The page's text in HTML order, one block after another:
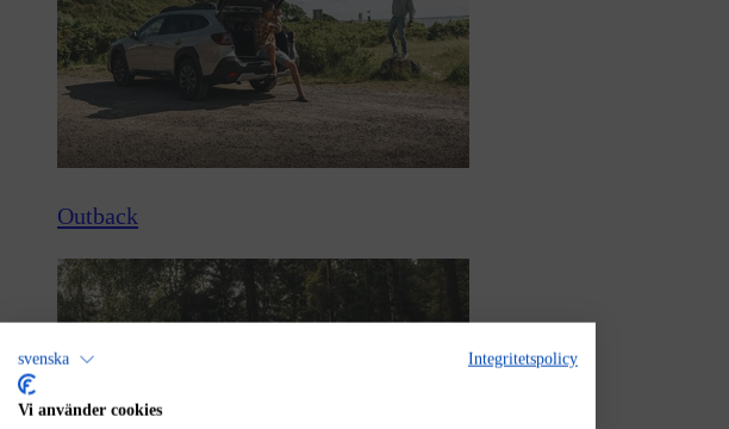
Outback
svenska Integritetspolicy
Vi använder cookies